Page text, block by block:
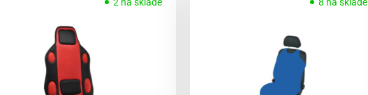
2 na sklade 8 na sklade